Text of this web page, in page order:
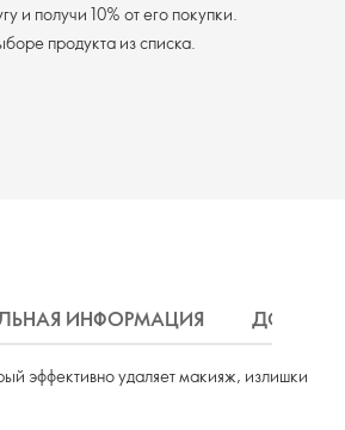
и получи 10% от его покупки.
доставка при выборе продукта из списка.
ИНФОРМАЦИЯ ДОСТАВКА
эффективно удаляет макияж, излишки